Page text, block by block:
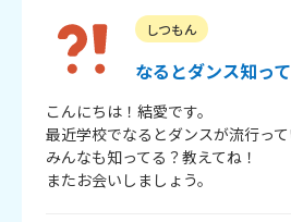
しつもん
なるとダンス知っ
こんにちは！結愛です。
最近学校でなるとダンスが流行って
みんなも知ってる？教えてね！
またお会いしましょう。